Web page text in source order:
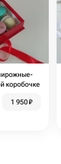
коробочке
1 950₽